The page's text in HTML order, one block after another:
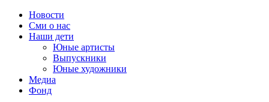
Новости
Сми о нас
Наши дети
Юные артисты
Выпускники
Юные художники
Медиа
Фонд